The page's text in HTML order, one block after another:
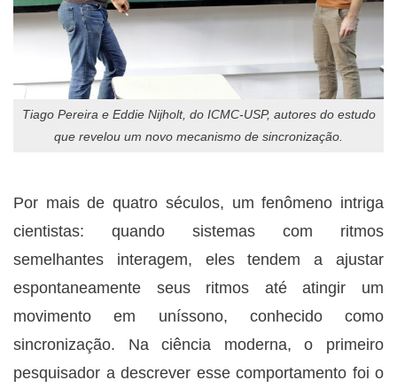
Tiago Pereira e Eddie Nijholt, do ICMC-USP, autores do estudo
que revelou um novo mecanismo de sincronização.
Por mais de quatro séculos, um fenômeno intriga
cientistas: quando sistemas com ritmos
semelhantes interagem, eles tendem a ajustar
espontaneamente seus ritmos até atingir um
movimento em uníssono, conhecido como
sincronização. Na ciência moderna, o primeiro
pesquisador a descrever esse comportamento foi o